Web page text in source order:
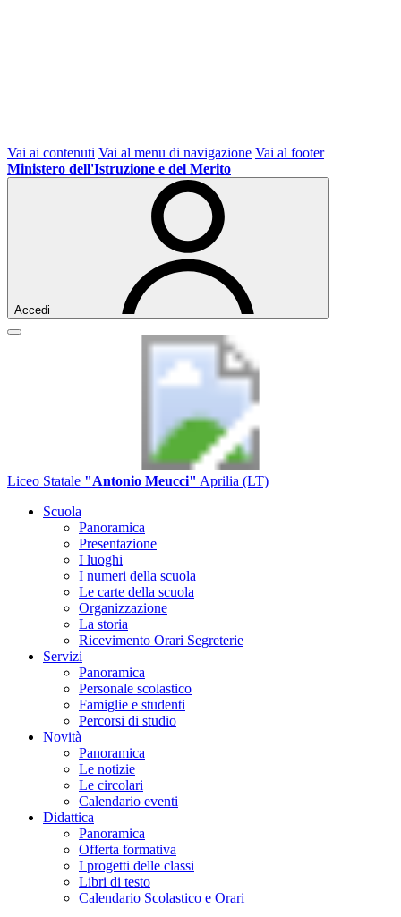
Vai ai contenuti Vai al menu di navigazione Vai al footer
Ministero dell'Istruzione e del Merito
Accedi
Liceo Statale "Antonio Meucci" Aprilia (LT)
Scuola
Panoramica
Presentazione
I luoghi
I numeri della scuola
Le carte della scuola
Organizzazione
La storia
Ricevimento Orari Segreterie
Servizi
Panoramica
Personale scolastico
Famiglie e studenti
Percorsi di studio
Novità
Panoramica
Le notizie
Le circolari
Calendario eventi
Didattica
Panoramica
Offerta formativa
I progetti delle classi
Libri di testo
Calendario Scolastico e Orari